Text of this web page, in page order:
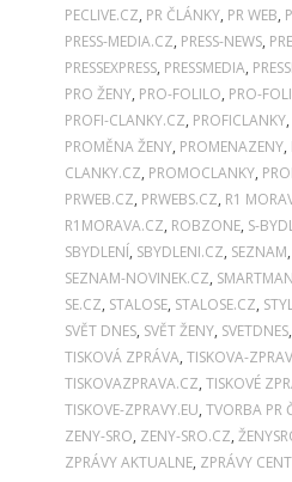
PECLIVE.CZ, PR ČLÁNKY, PR WEB,
PRESS-MEDIA.CZ, PRESS-NEWS,
PRESSEXPRESS, PRESSMEDIA,
PRO ŽENY, PRO-FOLILO, PRO-
PROFI-CLANKY.CZ, PROFICLANKY,
PROMĚNA ŽENY, PROMENAZENY,
CLANKY.CZ, PROMOCLANKY,
PRWEB.CZ, PRWEBS.CZ, R1
R1MORAVA.CZ, ROBZONE, S-
SBYDLENÍ, SBYDLENI.CZ, SEZNAM,
SEZNAM-NOVINEK.CZ,
SE.CZ, STALOSE, STALOSE.CZ,
SVĚT DNES, SVĚT ŽENY, SVETDNES,
TISKOVÁ ZPRÁVA, TISKOVA-
TISKOVAZPRAVA.CZ, TISKOVÉ
TISKOVE-ZPRAVY.EU, TVORBA PR
ZENY-SRO, ZENY-SRO.CZ,
ZPRÁVY AKTUALNE, ZPRÁVY